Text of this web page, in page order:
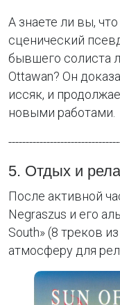
А знаете ли вы,
сценический
бывшего солиста
Ottawan? Он
иссяк, и
новыми работами.
5. Отдых и
После активной
Negraszus и его
South» (8 треков
атмосферу для